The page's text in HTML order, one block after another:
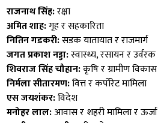
राजनाथ सिंह:रक्षा
अमित शाह:गृह र सहकारिता
नितिन गडकरी:सडक यातायात र राजमार्ग
जगत प्रकाश नड्डा:स्वास्थ्य, रसायन र उर्वरक
शिवराज सिंह चौहान:कृषि र ग्रामीण विकास
निर्मला सीतारमण:वित्त र कर्पोरेट मामिला
एस जयशंकर:विदेश
मनोहर लाल:आवास र शहरी मामिला र ऊर्जा